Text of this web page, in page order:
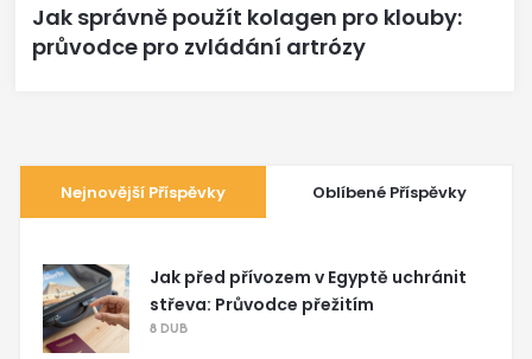
Jak správně použít kolagen pro klouby:
průvodce pro zvládání artrózy
Nejnovější Příspěvky Oblíbené Příspěvky
Jak před přívozem v Egyptě uchránit
střeva: Průvodce přežitím
8 DUB